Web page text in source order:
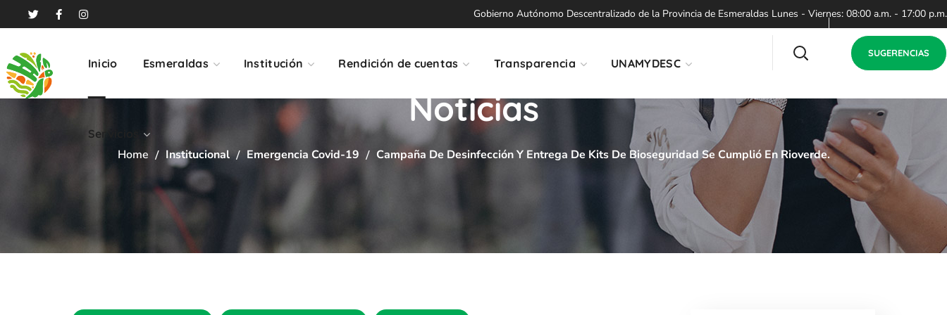
Gobierno Autónomo Descentralizado de la Provincia de Esmeraldas Lunes - Viernes: 08:00 a.m. - 17:00 p.m.
Inicio Esmeraldas Institución Rendición de cuentas Transparencia UNAMYDESC
Servicios
SUGERENCIAS
Noticias
Home Institucional Emergencia Covid-19 Campaña De Desinfección Y Entrega De Kits De Bioseguridad Se Cumplió En Rioverde.